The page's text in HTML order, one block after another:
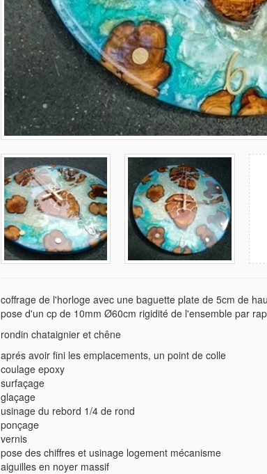
coffrage de l'horloge avec une baguette plate de 5cm de
pose d'un cp de 10mm Ø60cm rigidité de l'ensemble par
rondin chataignier et chêne
aprés avoir fini les emplacements, un point de colle
coulage epoxy
surfaçage
glaçage
usinage du rebord 1/4 de rond
ponçage
vernis
pose des chiffres et usinage logement mécanisme
aiguilles en noyer massif